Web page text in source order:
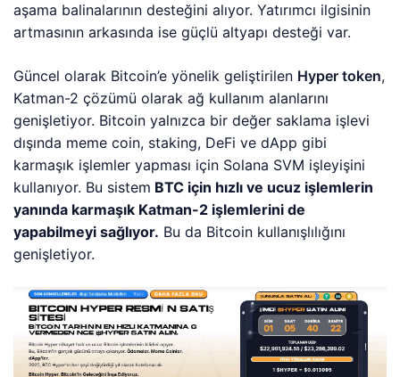
aşama balinalarının desteğini alıyor. Yatırımcı ilgisinin
artmasının arkasında ise güçlü altyapı desteği var.
Güncel olarak Bitcoin’e yönelik geliştirilen Hyper token,
Katman-2 çözümü olarak ağ kullanım alanlarını
genişletiyor. Bitcoin yalnızca bir değer saklama işlevi
dışında meme coin, staking, DeFi ve dApp gibi
karmaşık işlemler yapması için Solana SVM işleyişini
kullanıyor. Bu sistem BTC için hızlı ve ucuz işlemlerin
yanında karmaşık Katman-2 işlemlerini de
yapabilmeyi sağlıyor. Bu da Bitcoin kullanışlılığını
genişletiyor.